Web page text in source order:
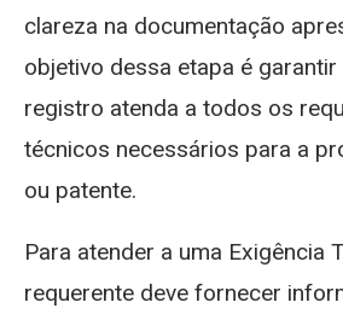
clareza na documentação
objetivo dessa etapa é
registro atenda a todos os
técnicos necessários para a
ou patente.
Para atender a uma Exigência
requerente deve fornecer